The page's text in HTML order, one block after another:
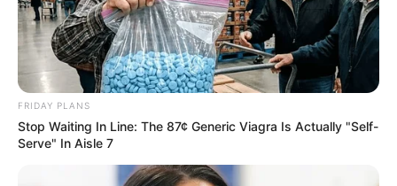
FRIDAY PLANS
Stop Waiting In Line: The 87¢ Generic Viagra Is Actually "Self-
Serve" In Aisle 7